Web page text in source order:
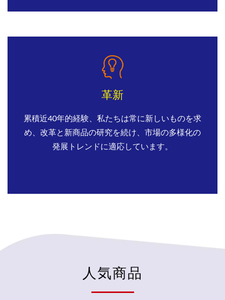
革新
累積近40年的経験、私たちは常に新しいものを求
め、改革と新商品の研究を続け、市場の多様化の
発展トレンドに適応しています。
人気商品